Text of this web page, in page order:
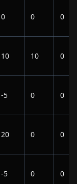
0 0 0
10 10 0
-5 0 0
20 0 0
-5 0 0